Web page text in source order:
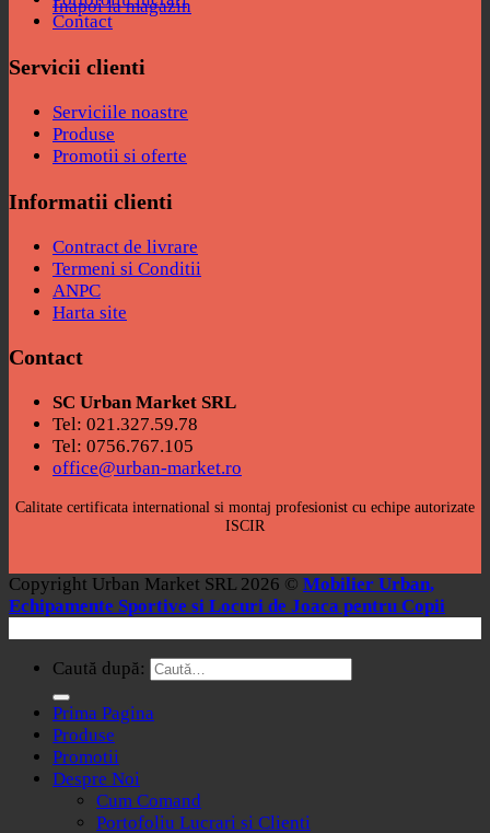
Înapoi la magazin
Contact
Servicii clienti
Serviciile noastre
Produse
Promotii si oferte
Informatii clienti
Contract de livrare
Termeni si Conditii
ANPC
Harta site
Contact
SC Urban Market SRL
Tel: 021.327.59.78
Tel: 0756.767.105
office@urban-market.ro
Calitate certificata international si montaj profesionist cu echipe autorizate
ISCIR
Copyright Urban Market SRL 2026 © Mobilier Urban,
Echipamente Sportive si Locuri de Joaca pentru Copii
Caută după:
Prima Pagina
Produse
Promotii
Despre Noi
Cum Comand
Portofoliu Lucrari si Clienti